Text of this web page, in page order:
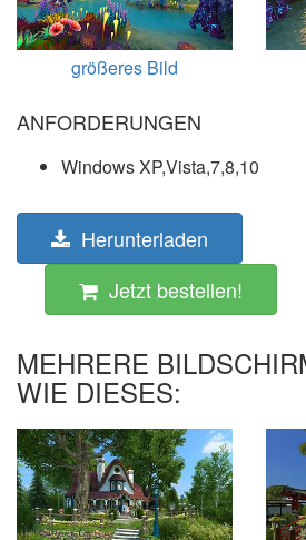
größeres Bild
ANFORDERUNGEN
Windows XP,Vista,7,8,10
Herunterladen
Jetzt bestellen!
MEHRERE
WIE DIESES: